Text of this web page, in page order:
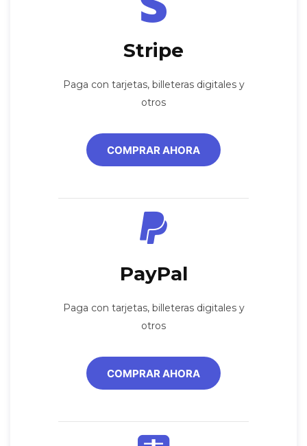
Stripe
Paga con tarjetas, billeteras digitales y
otros
COMPRAR AHORA
PayPal
Paga con tarjetas, billeteras digitales y
otros
COMPRAR AHORA